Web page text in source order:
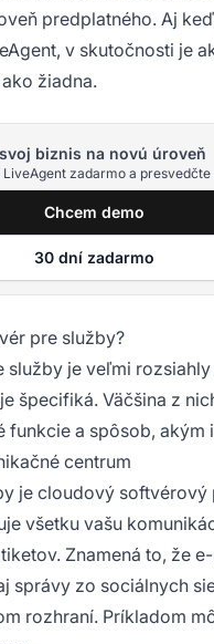
predplatného. Aj keď
v skutočnosti je
žiadna.
biznis na novú úroveň
zadarmo a presvedčte
Chcem demo
30 dní zadarmo
pre služby?
služby je veľmi
špecifiká. Väčšina z
funkcie a spôsob, akým
centrum
je cloudový softvérový
všetku vašu
Znamená to, že
správy zo sociálnych
rozhraní. Príkladom